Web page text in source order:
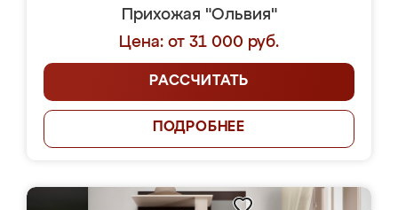
Прихожая "Ольвия"
Цена: от 31 000 руб.
РАССЧИТАТЬ
ПОДРОБНЕЕ